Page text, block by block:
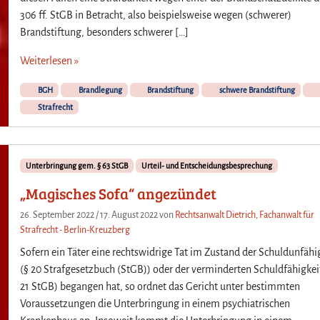
306 ff. StGB in Betracht, also beispielsweise wegen (schwerer)
Brandstiftung, besonders schwerer […]
Weiterlesen »
BGH Brandlegung Brandstiftung schwere Brandstiftung
Strafrecht
Unterbringung gem. § 63 StGB Urteil- und Entscheidungsbesprechung
„Magisches Sofa“ angezündet
26. September 2022 /17. August 2022von Rechtsanwalt Dietrich, Fachanwalt für
Strafrecht - Berlin-Kreuzberg
Sofern ein Täter eine rechtswidrige Tat im Zustand der
(§ 20 Strafgesetzbuch (StGB)) oder der verminderten
21 StGB) begangen hat, so ordnet das Gericht unter bestimmten
Voraussetzungen die Unterbringung in einem psychiatrischen